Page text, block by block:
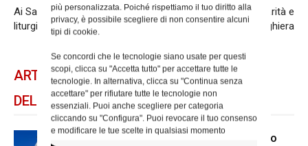
più personalizzata. Poiché rispettiamo il tuo diritto alla
privacy, è possibile scegliere di non consentire alcuni
tipi di cookie.
Se concordi che le tecnologie siano usate per questi
scopi, clicca su "Accetta tutto" per accettare tutte le
tecnologie. In alternativa, clicca su "Continua senza
accettare" per rifiutare tutte le tecnologie non
essenziali. Puoi anche scegliere per categoria
cliccando su "Configura". Puoi revocare il tuo consenso
e modificare le tue scelte in qualsiasi momento
Ai Santi Patroni il pilastro è la
liturgia
A Santa Silvia tra carità e
preghiera
ARTICOLI CORRELATI
DELLO STESSO AUTORE
Dal 28 al 31 agosto il pellegrinaggio